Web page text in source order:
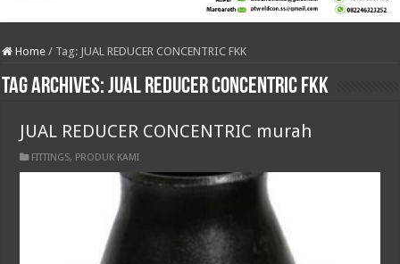
Home / Tag: JUAL REDUCER CONCENTRIC FKK
Tag Archives:JUAL REDUCER CONCENTRIC FKK
JUAL REDUCER CONCENTRIC murah
FITTINGS, PRODUK KAMI